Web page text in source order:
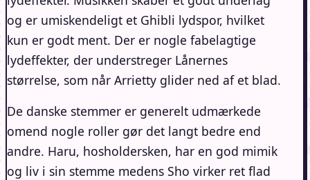
og er umiskendeligt et Ghibli lydspor, hvilket
kun er godt ment. Der er nogle fabelagtige
lydeffekter, der understreger Lånernes
størrelse, som når Arrietty glider ned af et blad.
De danske stemmer er generelt udmærkede
omend nogle roller gør det langt bedre end
andre. Haru, hosholdersken, har en god mimik
og liv i sin stemme medens Sho virker ret flad